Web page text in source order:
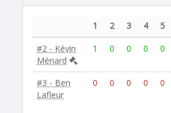
1 2 3 4 5
#2 - Kévin
Ménard
1 0 0 0 0
#3 - Ben
Lafleur
0 0 0 0 0